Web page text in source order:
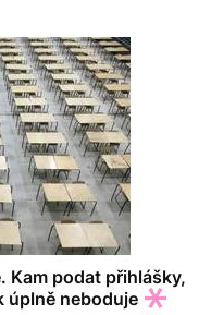
Kam podat přihlášky,
úplně neboduje